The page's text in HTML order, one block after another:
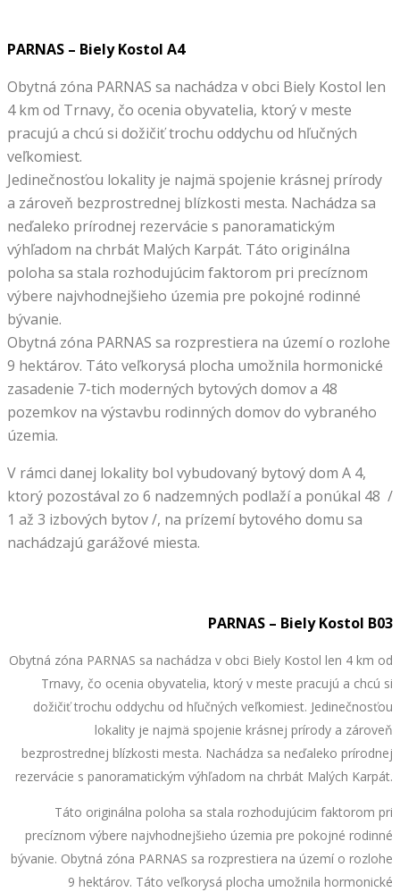
PARNAS – Biely Kostol A4
Obytná zóna PARNAS sa nachádza v obci Biely Kostol len
4 km od Trnavy, čo ocenia obyvatelia, ktorý v meste
pracujú a chcú si dožičiť trochu oddychu od hľučných
veľkomiest.
Jedinečnosťou lokality je najmä spojenie krásnej prírody
a zároveň bezprostrednej blízkosti mesta. Nachádza sa
neďaleko prírodnej rezervácie s panoramatickým
výhľadom na chrbát Malých Karpát. Táto originálna
poloha sa stala rozhodujúcim faktorom pri precíznom
výbere najvhodnejšieho územia pre pokojné rodinné
bývanie.
Obytná zóna PARNAS sa rozprestiera na území o rozlohe
9 hektárov. Táto veľkorysá plocha umožnila hormonické
zasadenie 7-tich moderných bytových domov a 48
pozemkov na výstavbu rodinných domov do vybraného
územia.
V rámci danej lokality bol vybudovaný bytový dom A 4,
ktorý pozostával zo 6 nadzemných podlaží a ponúkal 48 /
1 až 3 izbových bytov /, na prízemí bytového domu sa
nachádzajú garážové miesta.
PARNAS – Biely Kostol B03
Obytná zóna PARNAS sa nachádza v obci Biely Kostol len 4 km od
Trnavy, čo ocenia obyvatelia, ktorý v meste pracujú a chcú si
dožičiť trochu oddychu od hľučných veľkomiest. Jedinečnosťou
lokality je najmä spojenie krásnej prírody a zároveň
bezprostrednej blízkosti mesta. Nachádza sa neďaleko prírodnej
rezervácie s panoramatickým výhľadom na chrbát Malých Karpát.
Táto originálna poloha sa stala rozhodujúcim faktorom pri
precíznom výbere najvhodnejšieho územia pre pokojné rodinné
bývanie. Obytná zóna PARNAS sa rozprestiera na území o rozlohe
9 hektárov. Táto veľkorysá plocha umožnila hormonické